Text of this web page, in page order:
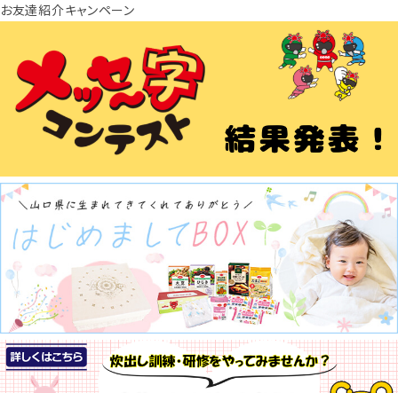
お友達紹介キャンペーン